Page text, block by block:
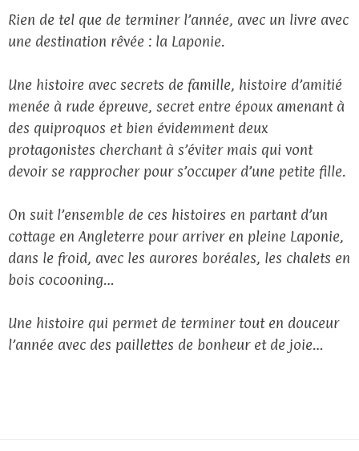
Rien de tel que de terminer l’année, avec un livre avec
une destination rêvée : la Laponie.
Une histoire avec secrets de famille, histoire d’amitié
menée à rude épreuve, secret entre époux amenant à
des quiproquos et bien évidemment deux
protagonistes cherchant à s’éviter mais qui vont
devoir se rapprocher pour s’occuper d’une petite fille.
On suit l’ensemble de ces histoires en partant d’un
cottage en Angleterre pour arriver en pleine Laponie,
dans le froid, avec les aurores boréales, les chalets en
bois cocooning…
Une histoire qui permet de terminer tout en douceur
l’année avec des paillettes de bonheur et de joie…